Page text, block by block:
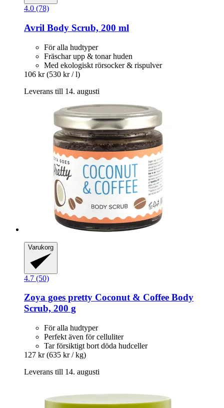
4.0 (78)
Avril Body Scrub, 200 ml
För alla hudtyper
Fräschar upp & tonar huden
Med ekologiskt rörsocker & rispulver
106 kr (530 kr / l)
Leverans till 14. augusti
Varukorg
4.7 (50)
Zoya goes pretty Coconut & Coffee Body
Scrub, 200 g
För alla hudtyper
Perfekt även för celluliter
Tar försiktigt bort döda hudceller
127 kr (635 kr / kg)
Leverans till 14. augusti